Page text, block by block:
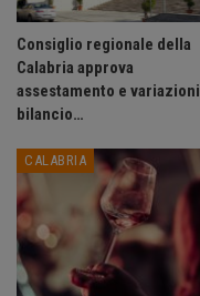
Consiglio regionale della
Calabria approva
assestamento e variazioni
bilancio…
CALABRIA